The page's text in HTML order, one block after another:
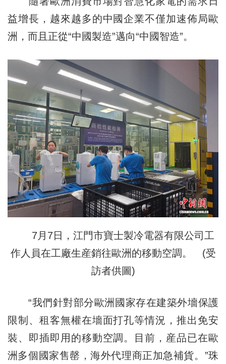
益增長，越來越多的中國企業不僅加速佈局歐
洲，而且正從“中國製造”邁向“中國智造”。
7月7日，江門市寶士製冷電器有限公司工
作人員在工廠生産銷往歐洲的移動空調。 (受
訪者供圖)
“我們針對部分歐洲國家存在建築外墻保護
限制、租客無權在墻面打孔等情況，推出免安
裝、即插即用的移動空調。目前，産品已在歐
洲多個國家售罄，海外代理商正加急補貨。”珠